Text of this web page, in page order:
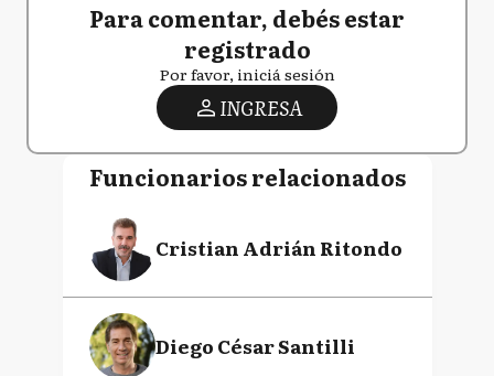
Para comentar, debés estar
registrado
Por favor, iniciá sesión
INGRESA
Funcionarios relacionados
Cristian Adrián Ritondo
Diego César Santilli